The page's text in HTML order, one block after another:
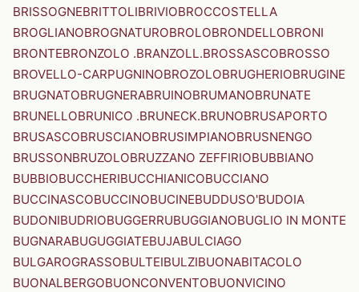
BRISSOGNEBRITTOLIBRIVIOBROCCOSTELLA
BROGLIANOBROGNATUROBROLOBRONDELLOBRONI
BRONTEBRONZOLO .BRANZOLL.BROSSASCOBROSSO
BROVELLO-CARPUGNINOBROZOLOBRUGHERIOBRUGINE
BRUGNATOBRUGNERABRUINOBRUMANOBRUNATE
BRUNELLOBRUNICO .BRUNECK.BRUNOBRUSAPORTO
BRUSASCOBRUSCIANOBRUSIMPIANOBRUSNENGO
BRUSSONBRUZOLOBRUZZANO ZEFFIRIOBUBBIANO
BUBBIOBUCCHERIBUCCHIANICOBUCCIANO
BUCCINASCOBUCCINOBUCINEBUDDUSO'BUDOIA
BUDONIBUDRIOBUGGERRUBUGGIANOBUGLIO IN MONTE
BUGNARABUGUGGIATEBUJABULCIAGO
BULGAROGRASSOBULTEIBULZIBUONABITACOLO
BUONALBERGOBUONCONVENTOBUONVICINO